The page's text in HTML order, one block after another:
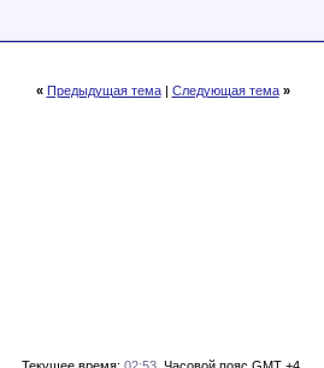
« Предыдущая тема| Следующая тема »